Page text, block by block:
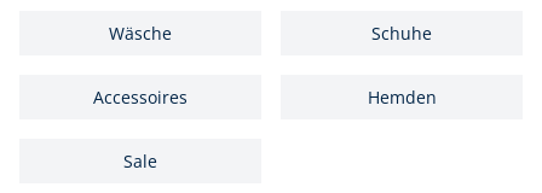
Wäsche Schuhe
Accessoires Hemden
Sale